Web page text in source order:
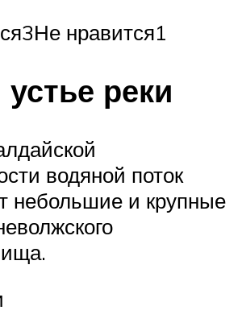
нравится1
реки
водяной поток
небольшие и крупные